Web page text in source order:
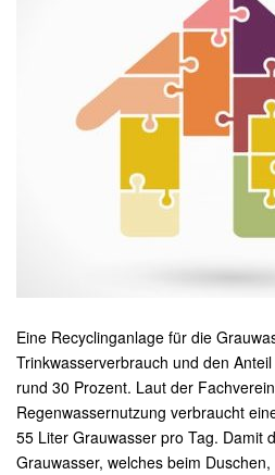
Eine Recyclinganlage für die
Trinkwasserverbrauch und den
rund 30 Prozent. Laut der
Regenwassernutzung verbraucht
55 Liter Grauwasser pro Tag. Damit
Grauwasser, welches beim